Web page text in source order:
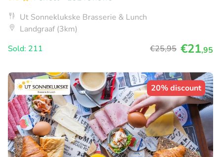
Ut Sonneklukske Brasserie & Lunch
Landgraaf (3km)
Sold: 211
€25,95 €21,95
20% discount